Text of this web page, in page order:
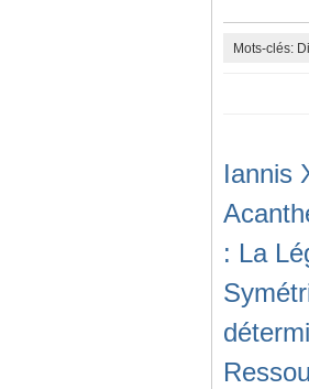
Mots-clés:
Iannis
: La